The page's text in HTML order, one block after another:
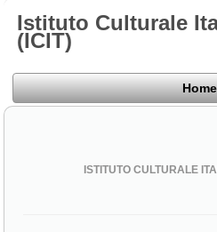
Istituto Culturale
(ICIT)
Home
ISTITUTO CULTURALE